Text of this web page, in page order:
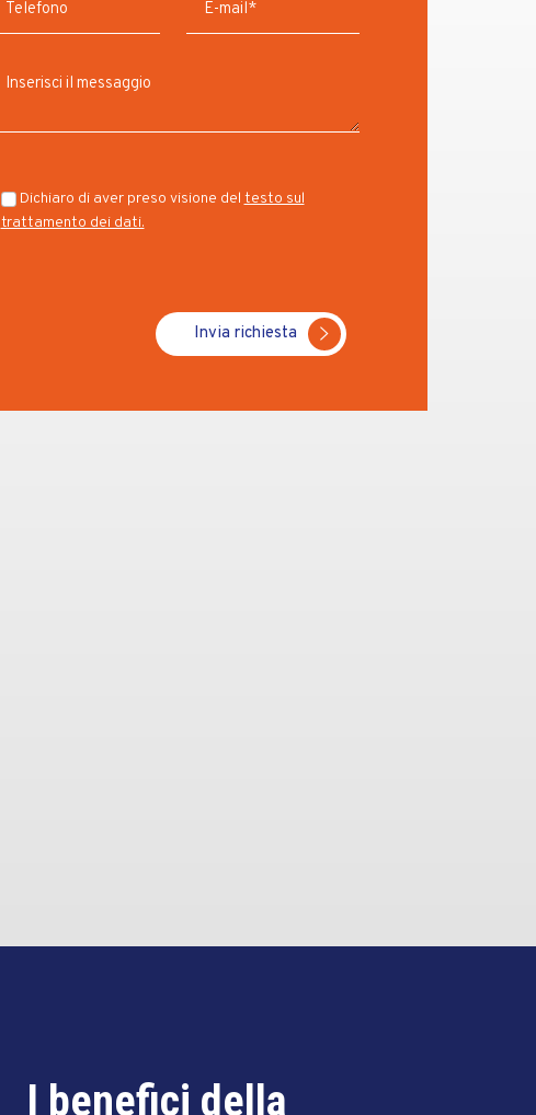
Dichiaro di aver preso visione del testo sul
trattamento dei dati.
Invia richiesta
I benefici della